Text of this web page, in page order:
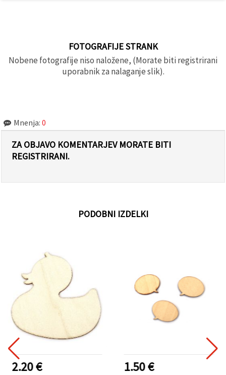
FOTOGRAFIJE STRANK
Nobene fotografije niso naložene, (Morate biti registrirani
uporabnik za nalaganje slik).
Mnenja: 0
ZA OBJAVO KOMENTARJEV MORATE BITI
REGISTRIRANI.
PODOBNI IZDELKI
2.20 € 1.50 €